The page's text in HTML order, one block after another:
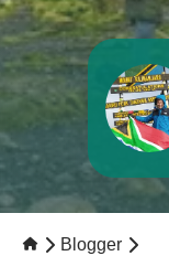
Blogger